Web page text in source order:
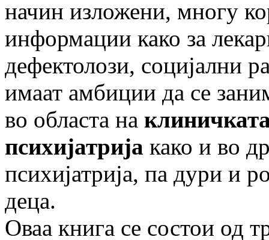
начин изложени, многу
информации како за
дефектолози, социјални
имаат амбиции да се
во областа на
психијатрија како и во
психијатрија, па дури и
деца.
Оваа книга се состои од